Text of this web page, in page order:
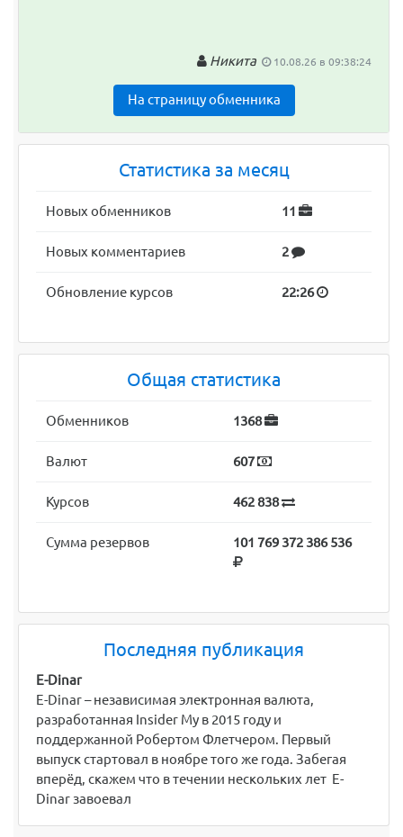
Никита 10.08.26 в 09:38:24
На страницу обменника
Статистика за месяц
Новых обменников 11
Новых комментариев 2
Обновление курсов 22:26
Общая статистика
Обменников 1368
Валют 607
Курсов 462 838
Сумма резервов 101 769 372 386 536
Последняя публикация
E-Dinar
E-Dinar – независимая электронная валюта,
разработанная Insider My в 2015 году и
поддержанной Робертом Флетчером. Первый
выпуск стартовал в ноябре того же года. Забегая
вперёд, скажем что в течении нескольких лет E-
Dinar завоевал